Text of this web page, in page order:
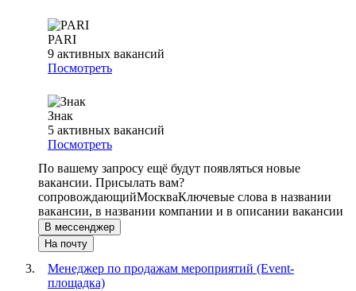
PARI
9 активных вакансий
Посмотреть
Знак
5 активных вакансий
Посмотреть
По вашему запросу ещё будут появляться новые
вакансии. Присылать вам?
сопровождающийМоскваКлючевые слова в названии
вакансии, в названии компании и в описании вакансии
В мессенджер
На почту
Менеджер по продажам мероприятий (Event-
площадка)